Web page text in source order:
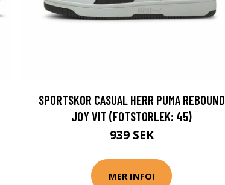
SPORTSKOR CASUAL HERR PUMA REBOUND
JOY VIT (FOTSTORLEK: 45)
939 SEK
MER INFO!